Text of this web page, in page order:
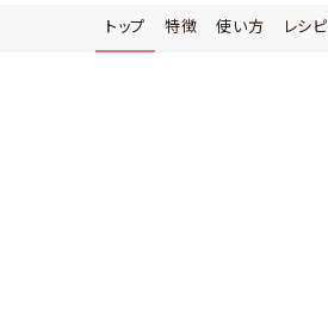
トップ 特徴 使い方 レシピ